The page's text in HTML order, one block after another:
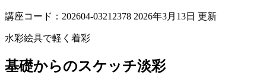
講座コード：202604-03212378 2026年3月13日 更新
水彩絵具で軽く着彩
基礎からのスケッチ淡彩